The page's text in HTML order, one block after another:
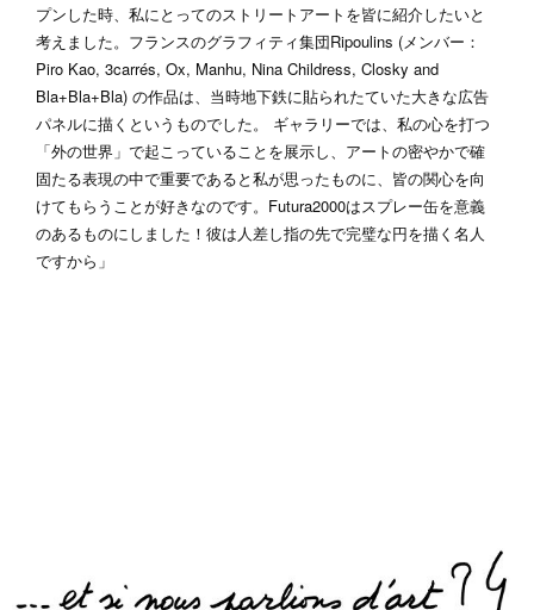
プンした時、私にとってのストリートアートを皆に紹介したいと
考えました。フランスのグラフィティ集団Ripoulins (メンバー：
Piro Kao, 3carrés, Ox, Manhu, Nina Childress, Closky and
Bla+Bla+Bla) の作品は、当時地下鉄に貼られたていた大きな広告
パネルに描くというものでした。 ギャラリーでは、私の心を打つ
「外の世界」で起こっていることを展示し、アートの密やかで確
固たる表現の中で重要であると私が思ったものに、皆の関心を向
けてもらうことが好きなのです。Futura2000はスプレー缶を意義
のあるものにしました！彼は人差し指の先で完璧な円を描く名人
ですから」